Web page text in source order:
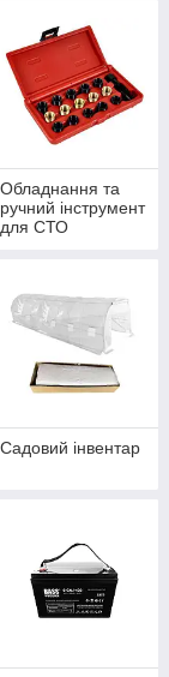
Обладнання та
ручний інструмент
для СТО
Садовий інвентар